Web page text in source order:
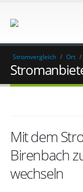
Stromvergleich / Ort /
Mit dem
Birenbach
wechseln